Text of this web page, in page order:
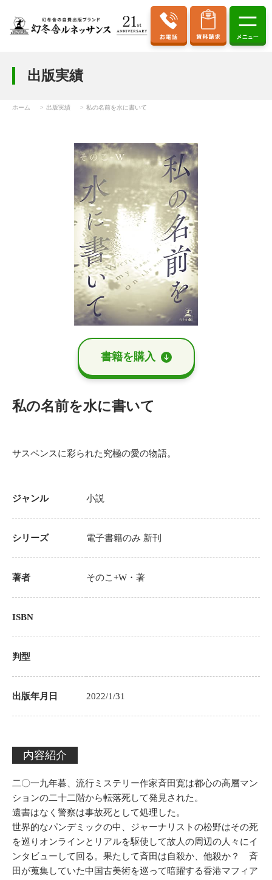
出版実績
ホーム 出版実績 私の名前を水に書いて
書籍を購⼊
私の名前を水に書いて
サスペンスに彩られた究極の愛の物語。
ジャンル 小説
シリーズ 電子書籍のみ 新刊
著者 そのこ+W ・著
ISBN
判型
出版年月日 2022/1/31
内容紹介
二〇一九年暮、流行ミステリー作家斉田寛は都心の高層マン
ションの二十二階から転落死して発見された。
遺書はなく警察は事故死として処理した。
世界的なパンデミックの中、ジャーナリストの松野はその死
を巡りオンラインとリアルを駆使して故人の周辺の人々にイ
ンタビューして回る。果たして斉田は自殺か、他殺か？ 斉
田が蒐集していた中国古美術を巡って暗躍する香港マフィア